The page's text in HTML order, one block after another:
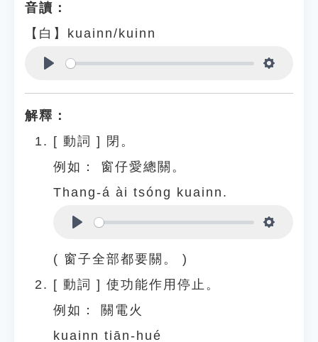
音讀：
【白】kuainn/kuinn
解釋：
[ 動詞 ] 閉。
例如：
窗仔愛總關。
Thang-á ài tsóng kuainn.
( 窗子全部都要關。 )
[ 動詞 ] 使功能作用停止。
例如：
關電火
kuainn tiān-hué